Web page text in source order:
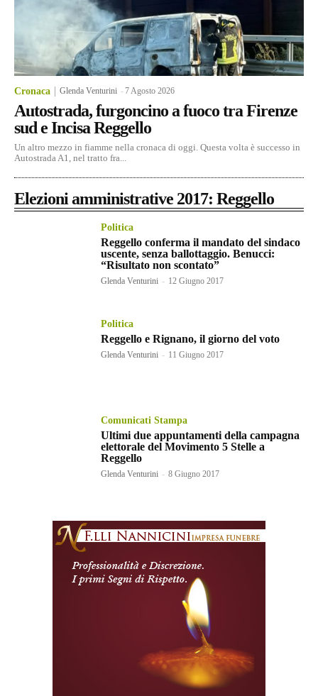
Cronaca Glenda Venturini -7 Agosto 2026
Autostrada, furgoncino a fuoco tra Firenze
sud e Incisa Reggello
Un altro mezzo in fiamme nella cronaca di oggi. Questa volta è successo in
Autostrada A1, nel tratto fra...
Elezioni amministrative 2017: Reggello
Politica
Reggello conferma il mandato del sindaco
uscente, senza ballottaggio. Benucci:
“Risultato non scontato”
Glenda Venturini - 12 Giugno 2017
Politica
Reggello e Rignano, il giorno del voto
Glenda Venturini - 11 Giugno 2017
Comunicati Stampa
Ultimi due appuntamenti della campagna
elettorale del Movimento 5 Stelle a
Reggello
Glenda Venturini - 8 Giugno 2017